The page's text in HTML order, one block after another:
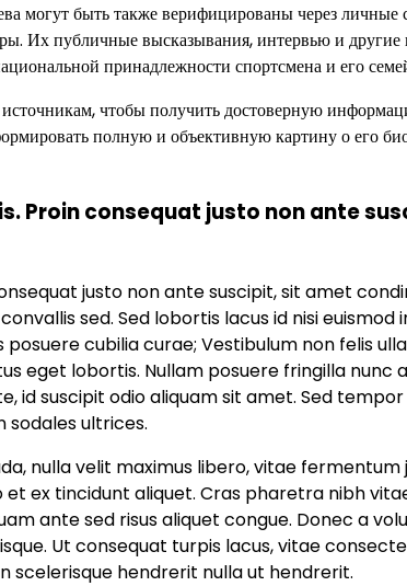
могут быть также верифицированы через личные
Их публичные высказывания, интервью и
принадлежности спортсмена и его
чтобы получить достоверную
полную и объективную картину о его
Proin consequat justo non ante
justo non ante suscipit, sit amet
sed. Sed lobortis lacus id nisi
cubilia curae; Vestibulum non felis
eget lobortis. Nullam posuere fringilla nunc
id suscipit odio aliquam sit amet. Sed
sodales ultrices.
nulla velit maximus libero, vitae fermentum
ex tincidunt aliquet. Cras pharetra nibh
ante sed risus aliquet congue. Donec a
Ut consequat turpis lacus, vitae
scelerisque hendrerit nulla ut hendrerit.